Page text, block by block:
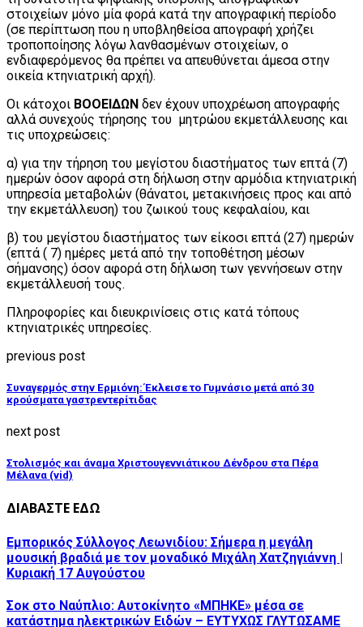
στοιχείων μόνο μία φορά κατά την απογραφική περίοδο
(σε περίπτωση που η υποβληθείσα απογραφή χρήζει
τροποποίησης λόγω λανθασμένων στοιχείων, ο
ενδιαφερόμενος θα πρέπει να απευθύνεται άμεσα στην
οικεία κτηνιατρική αρχή).
Οι κάτοχοι ΒΟΟΕΙΔΩΝ δεν έχουν υποχρέωση απογραφής
αλλά συνεχούς τήρησης του μητρώου εκμετάλλευσης και
τις υποχρεώσεις:
α) για την τήρηση του μεγίστου διαστήματος των επτά (7)
ημερών όσον αφορά στη δήλωση στην αρμόδια κτηνιατρική
υπηρεσία μεταβολών (θάνατοι, μετακινήσεις προς και από
την εκμετάλλευση) του ζωικού τους κεφαλαίου, και
β) του μεγίστου διαστήματος των είκοσι επτά (27) ημερών
(επτά ( 7) ημέρες μετά από την τοποθέτηση μέσων
σήμανσης) όσον αφορά στη δήλωση των γεννήσεων στην
εκμετάλλευσή τους.
Πληροφορίες και διευκρινίσεις στις κατά τόπους
κτηνιατρικές υπηρεσίες.
previous post
Συναγερμός στην Ερμιόνη: Έκλεισε το Γυμνάσιο μετά από 30
κρούσματα γαστρεντερίτιδας
next post
Στολισμός και άναμα Χριστουγεννιάτικου Δένδρου στα Πέρα
Μέλανα (vid)
ΔΙΑΒΑΣΤΕ ΕΔΩ
Εμπορικός Σύλλογος Λεωνιδίου: Σήμερα η μεγάλη
μουσική βραδιά με τον μοναδικό Μιχάλη Χατζηγιάννη |
Κυριακή 17 Αυγούστου
Σοκ στο Ναύπλιο: Αυτοκίνητο «ΜΠΗΚΕ» μέσα σε
κατάστημα ηλεκτρικών Ειδών – ΕΥΤΥΧΩΣ ΓΛΥΤΩΣΑΜΕ